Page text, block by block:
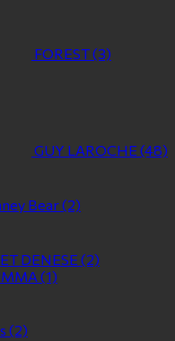
FOREST(3)
GUY LAROCHE (48)
Bear(2)
DENESE (2)
(1)
(2)